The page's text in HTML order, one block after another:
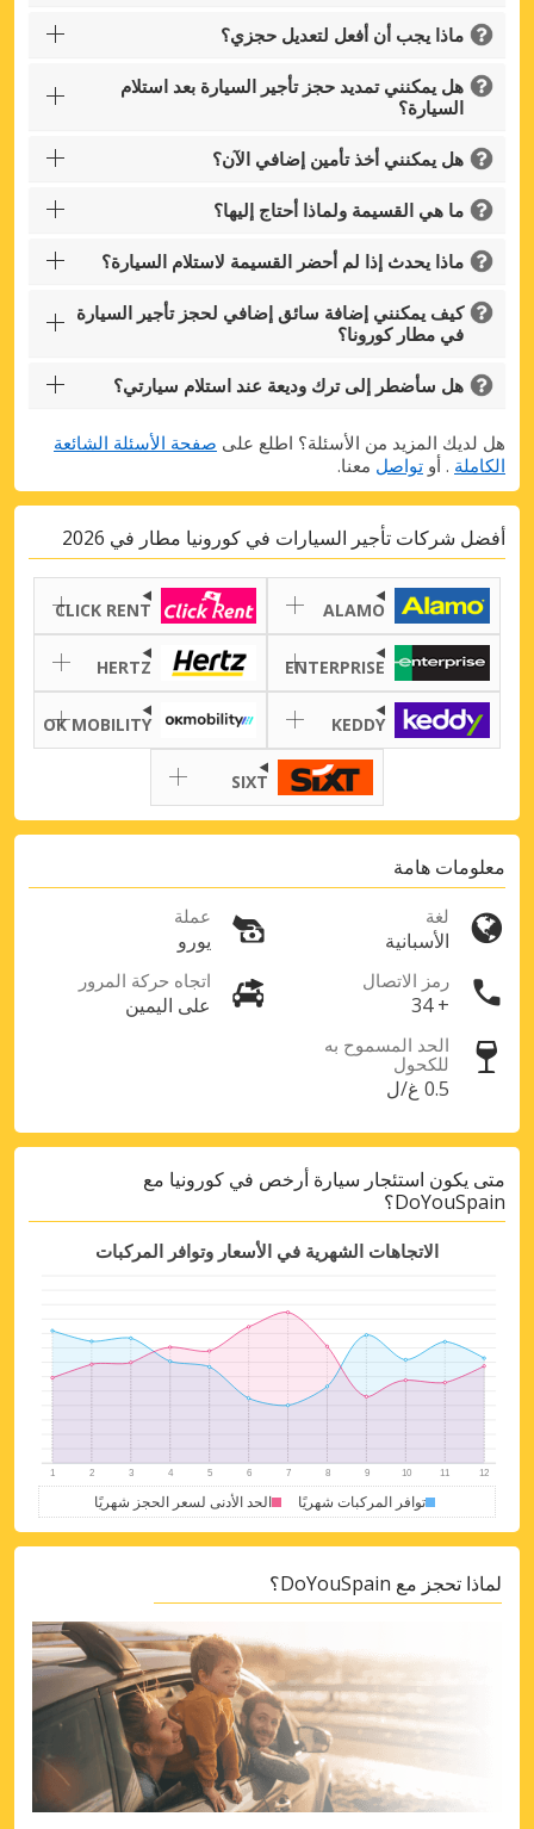
Top Savings
Get access to exclusive partner deals
ماذا يجب أن أفعل لتعديل حجزي؟
هل يمكنني تمديد حجز تأجير السيارة بعد استلام
السيارة؟
هل يمكنني أخذ تأمين إضافي الآن؟
ما هي القسيمة ولماذا أحتاج إليها؟
ماذا يحدث إذا لم أحضر القسيمة لاستلام السيارة؟
كيف يمكنني إضافة سائق إضافي لحجز تأجير السيارة
في مطار كورونا؟
هل سأضطر إلى ترك وديعة عند استلام سيارتي؟
هل لديك المزيد من الأسئلة؟ اطلع على صفحة الأسئلة الشائعة
الكاملة . أو تواصل معنا.
أفضل شركات تأجير السيارات في كورونيا مطار في 2026
ALAMO
CLICK RENT
ENTERPRISE
HERTZ
KEDDY
OK MOBILITY
SIXT
معلومات هامة
لغة
الأسبانية
عملة
يورو
رمز الاتصال
+ 34
اتجاه حركة المرور
على اليمين
الحد المسموح به
للكحول
0.5 غ/ل
متى يكون استئجار سيارة أرخص في كورونيا مع
DoYouSpain؟
الاتجاهات الشهرية في الأسعار وتوافر المركبات
توافر المركبات شهريًا الحد الأدنى لسعر الحجز شهريًا
لماذا تحجز مع DoYouSpain؟